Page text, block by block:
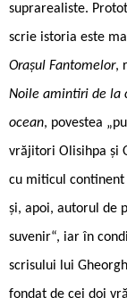
suprarealiste.
scrie istoria este
Orașul Fantomelor,
Noile amintiri de la
ocean, povestea
vrăjitori Olisihpa și
cu miticul continent
și, apoi, autorul de
suvenir“, iar în
scrisului lui
fondat de cei doi